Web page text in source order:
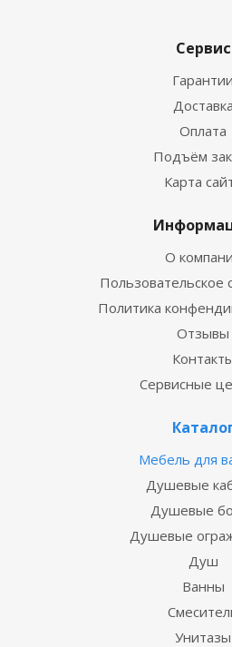
Сервис
Гарантии
Доставка
Оплата
Подъём
Карта
О
Пользовательское
Политика
Отзывы
Сервисные
Мебель для
Душевые
Душевые
Душевые
Душ
Ванны
Унитазы